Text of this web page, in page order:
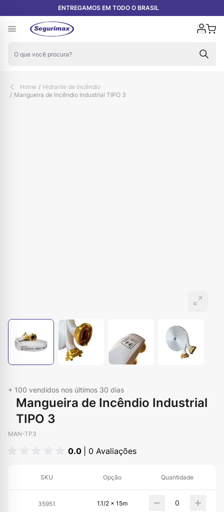
Pular para o conteúdoENTREGAMOS EM TODO O BRASIL
Home / Hidrante de Incêndio
/ Mangueira de Incêndio Industrial TIPO 3
+ 100 vendidos nos últimos 30 dias
Mangueira de Incêndio Industrial
TIPO 3
MAN-TP3
0.0 | 0 Avaliações
SKU Opção Quantidade
35951 1.1/2 x 15m